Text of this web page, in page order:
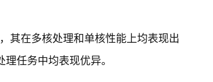
其在多核处理和单核性能上均表现出
任务中均表现优异。